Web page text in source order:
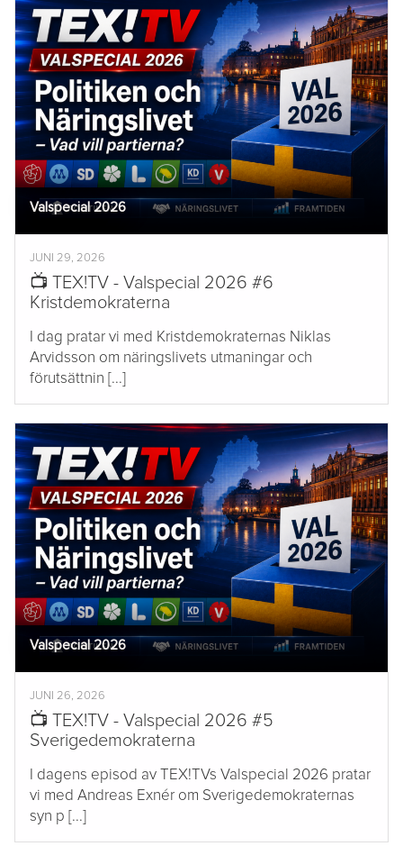
Valspecial 2026
JUNI 29, 2026
📺 TEX!TV - Valspecial 2026 #6
Kristdemokraterna
I dag pratar vi med Kristdemokraternas Niklas
Arvidsson om näringslivets utmaningar och
förutsättnin [...]
Valspecial 2026
JUNI 26, 2026
📺 TEX!TV - Valspecial 2026 #5
Sverigedemokraterna
I dagens episod av TEX!TVs Valspecial 2026 pratar
vi med Andreas Exnér om Sverigedemokraternas
syn p [...]